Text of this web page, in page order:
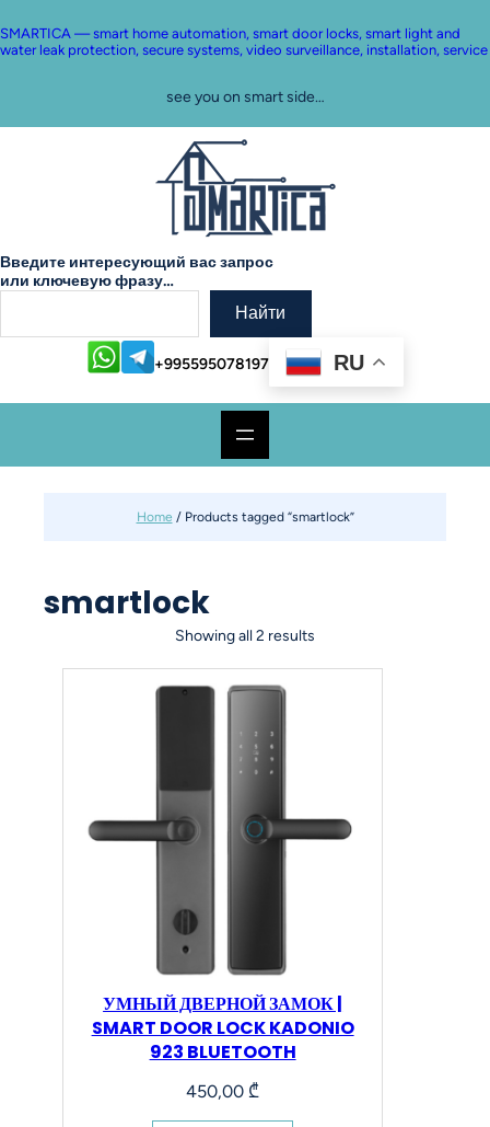
to
content
SMARTICA — smart home automation, smart door locks, smart light and
water leak protection, secure systems, video surveillance, installation, service
see you on smart side…
Введите интересующий вас запрос
или ключевую фразу…
Найти
+995595078197 RU
Home / Products tagged “smartlock”
smartlock
Showing all 2 results
УМНЫЙ ДВЕРНОЙ ЗАМОК |
SMART DOOR LOCK KADONIO
923 BLUETOOTH
450,00₾